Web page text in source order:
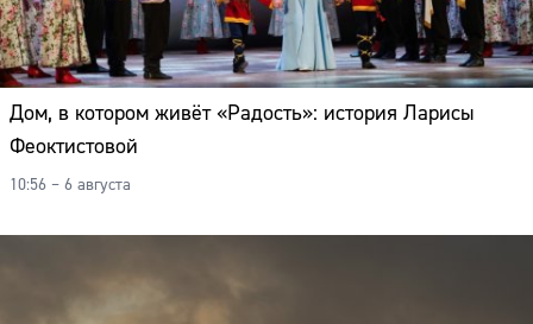
Дом, в котором живёт «Радость»: история Ларисы
Феоктистовой
10:56 – 6 августа